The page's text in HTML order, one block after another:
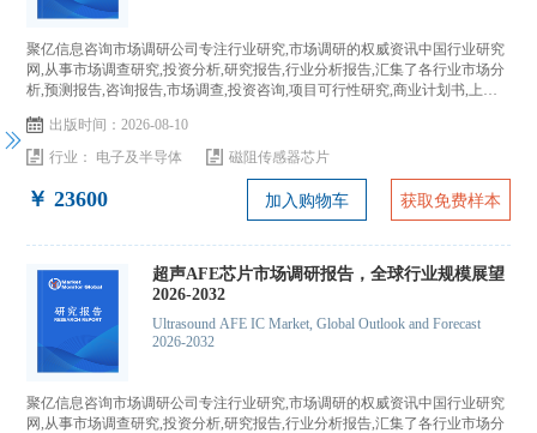
聚亿信息咨询市场调研公司专注行业研究,市场调研的权威资讯中国行业研究
网,从事市场调查研究,投资分析,研究报告,行业分析报告,汇集了各行业市场分
析,预测报告,咨询报告,市场调查,投资咨询,项目可行性研究,商业计划书,上市
出版时间：2026-08-10
行业： 电子及半导体 磁阻传感器芯片
￥ 23600 加入购物车 获取免费样本
超声AFE芯片市场调研报告，全球行业规模展望
2026-2032
Ultrasound AFE IC Market, Global Outlook and Forecast
2026-2032
聚亿信息咨询市场调研公司专注行业研究,市场调研的权威资讯中国行业研究
网,从事市场调查研究,投资分析,研究报告,行业分析报告,汇集了各行业市场分